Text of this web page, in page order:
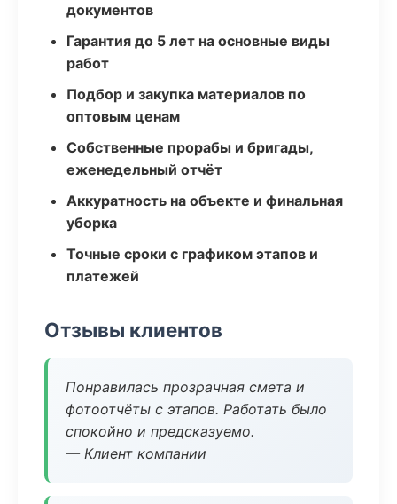
документов
Гарантия до 5 лет на основные виды
работ
Подбор и закупка материалов по
оптовым ценам
Собственные прорабы и бригады,
еженедельный отчёт
Аккуратность на объекте и финальная
уборка
Точные сроки с графиком этапов и
платежей
Отзывы клиентов
Понравилась прозрачная смета и
фотоотчёты с этапов. Работать было
спокойно и предсказуемо.
— Клиент компании